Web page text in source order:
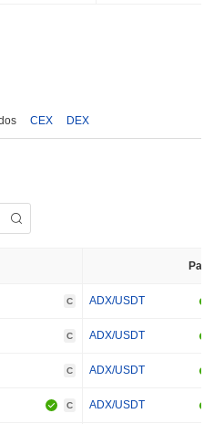
CEX DEX
Par
C ADX/USDT
C ADX/USDT
C ADX/USDT
C ADX/USDT